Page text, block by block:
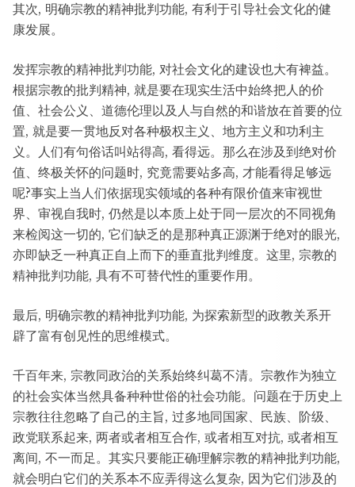
其次, 明确宗教的精神批判功能, 有利于引导社会文化的健
康发展。
发挥宗教的精神批判功能, 对社会文化的建设也大有裨益。
根据宗教的批判精神, 就是要在现实生活中始终把人的价
值、社会公义、道德伦理以及人与自然的和谐放在首要的位
置, 就是要一贯地反对各种极权主义、地方主义和功利主
义。人们有句俗话叫站得高, 看得远。那么在涉及到绝对价
值、终极关怀的问题时, 究竟需要站多高, 才能看得足够远
呢?事实上当人们依据现实领域的各种有限价值来审视世
界、审视自我时, 仍然是以本质上处于同一层次的不同视角
来检阅这一切的, 它们缺乏的是那种真正源渊于绝对的眼光,
亦即缺乏一种真正自上而下的垂直批判维度。这里, 宗教的
精神批判功能, 具有不可替代性的重要作用。
最后, 明确宗教的精神批判功能, 为探索新型的政教关系开
辟了富有创见性的思维模式。
千百年来, 宗教同政治的关系始终纠葛不清。宗教作为独立
的社会实体当然具备种种世俗的社会功能。问题在于历史上
宗教往往忽略了自己的主旨, 过多地同国家、民族、阶级、
政党联系起来, 两者或者相互合作, 或者相互对抗, 或者相互
离间, 不一而足。其实只要能正确理解宗教的精神批判功能,
就会明白它们的关系本不应弄得这么复杂, 因为它们涉及的